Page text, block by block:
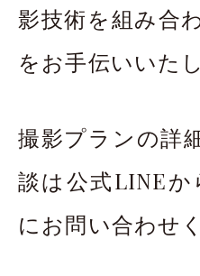
影技術を組み合
をお手伝いいた
撮影プランの詳
談は公式LINE
にお問い合わせ